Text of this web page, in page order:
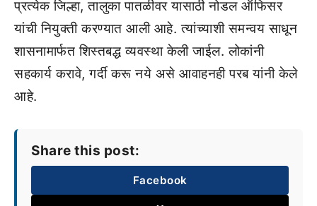
प्रत्येक जिल्हा, तालुका पातळीवर यासाठी नोडल ऑफिसर
यांची नियुक्ती करण्यात आली आहे. त्यांच्याशी समन्वय साधून
शासनामार्फत शिस्तबद्ध व्यवस्था केली जाईल. लोकांनी
सहकार्य करावे, गर्दी करू नये असे आवाहनही परब यांनी केले
आहे.
Share this post:
Facebook